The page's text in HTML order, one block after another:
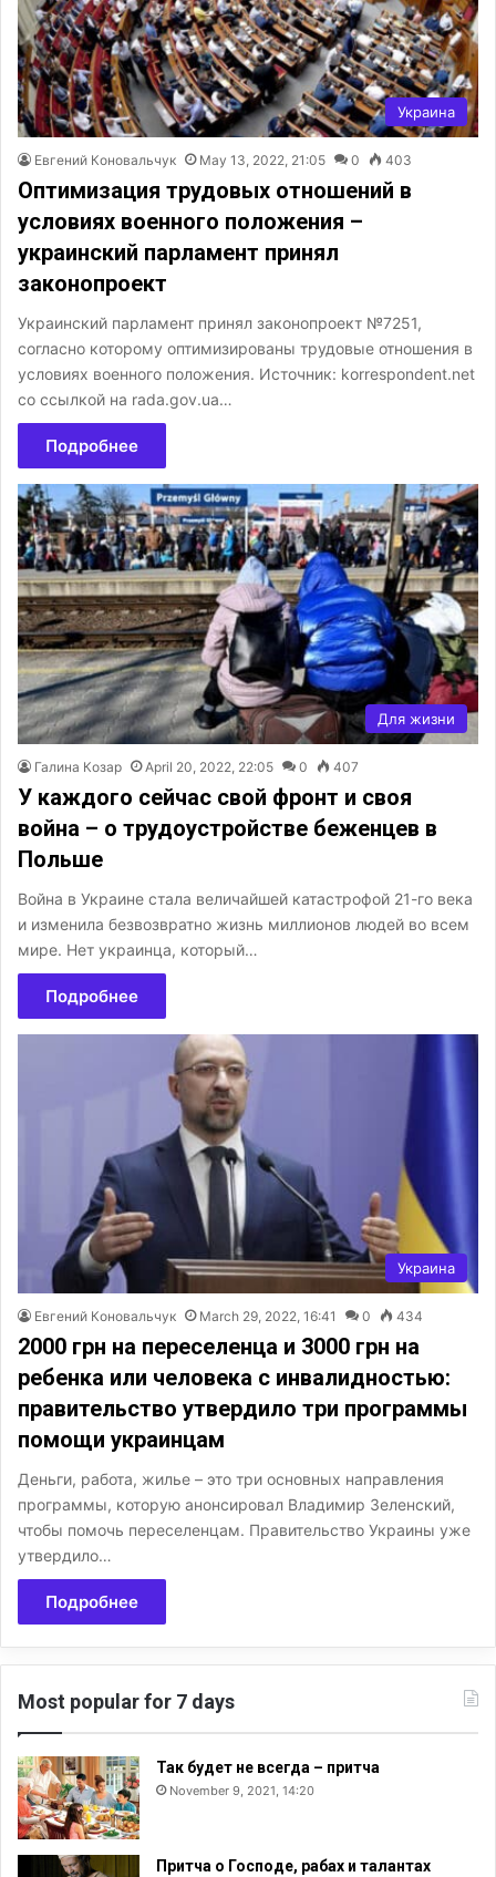
Украина
Евгений Коновальчук May 13, 2022, 21:05 0 403
Оптимизация трудовых отношений в
условиях военного положения –
украинский парламент принял
законопроект
Украинский парламент принял законопроект №7251,
согласно которому оптимизированы трудовые отношения в
условиях военного положения. Источник: korrespondent.net
со ссылкой на rada.gov.ua…
Подробнее
Для жизни
Галина Козар April 20, 2022, 22:05 0 407
У каждого сейчас свой фронт и своя
война – о трудоустройстве беженцев в
Польше
Война в Украине стала величайшей катастрофой 21-го века
и изменила безвозвратно жизнь миллионов людей во всем
мире. Нет украинца, который…
Подробнее
Украина
Евгений Коновальчук March 29, 2022, 16:41 0 434
2000 грн на переселенца и 3000 грн на
ребенка или человека с инвалидностью:
правительство утвердило три программы
помощи украинцам
Деньги, работа, жилье – это три основных направления
программы, которую анонсировал Владимир Зеленский,
чтобы помочь переселенцам. Правительство Украины уже
утвердило…
Подробнее
Most popular for 7 days
Так будет не всегда – притча
November 9, 2021, 14:20
Притча о Господе, рабах и талантах